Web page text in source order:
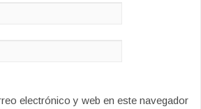
electrónico y web en este navegador